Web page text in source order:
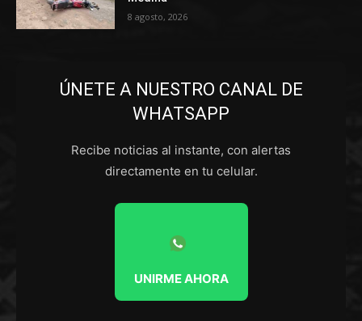
8 agosto, 2026
ÚNETE A NUESTRO CANAL DE
WHATSAPP
Recibe noticias al instante, con alertas
directamente en tu celular.
UNIRME AHORA